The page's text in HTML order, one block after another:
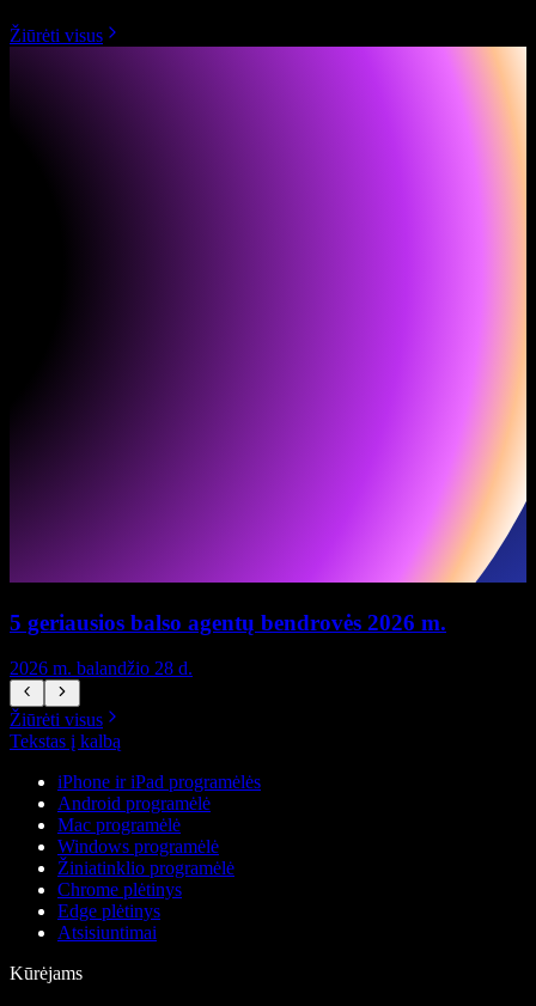
Žiūrėti visus
5 geriausios balso agentų bendrovės 2026 m.
2026 m. balandžio 28 d.
Žiūrėti visus
Tekstas į kalbą
iPhone ir iPad programėlės
Android programėlė
Mac programėlė
Windows programėlė
Žiniatinklio programėlė
Chrome plėtinys
Edge plėtinys
Atsisiuntimai
Kūrėjams